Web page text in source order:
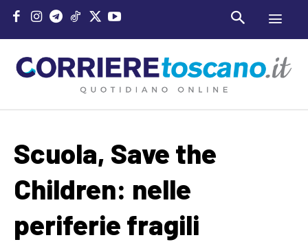
Scuola, Save the
Children: nelle
periferie fragili